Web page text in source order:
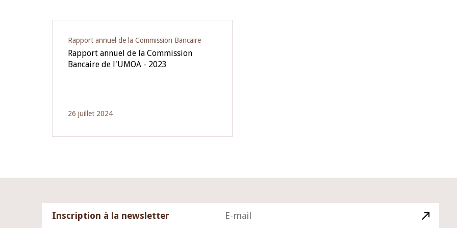
Rapport annuel de la Commission Bancaire
Rapport annuel de la Commission
Bancaire de l'UMOA - 2023
26 juillet 2024
Inscription à la newsletter